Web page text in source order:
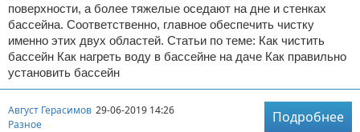
поверхности, а более тяжелые оседают на дне и стенках
бассейна. Соответственно, главное обеспечить чистку
именно этих двух областей. Статьи по теме: Как чистить
бассейн Как нагреть воду в бассейне на даче Как правильно
установить бассейн
Август Герасимов 29-06-2019 14:26
Разное
Подробнее